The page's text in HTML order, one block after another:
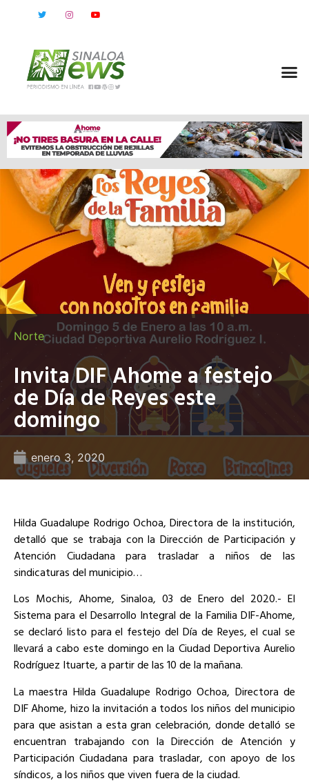
Norte
Invita DIF Ahome a festejo
de Día de Reyes este
domingo
enero 3, 2020
Hilda Guadalupe Rodrigo Ochoa, Directora de la institución,
detalló que se trabaja con la Dirección de Participación y
Atención Ciudadana para trasladar a niños de las
sindicaturas del municipio…
Los Mochis, Ahome, Sinaloa, 03 de Enero del 2020.- El
Sistema para el Desarrollo Integral de la Familia DIF-Ahome,
se declaró listo para el festejo del Día de Reyes, el cual se
llevará a cabo este domingo en la Ciudad Deportiva Aurelio
Rodríguez Ituarte, a partir de las 10 de la mañana.
La maestra Hilda Guadalupe Rodrigo Ochoa, Directora de
DIF Ahome, hizo la invitación a todos los niños del municipio
para que asistan a esta gran celebración, donde detalló se
encuentran trabajando con la Dirección de Atención y
Participación Ciudadana para trasladar, con apoyo de los
síndicos, a los niños que viven fuera de la ciudad.